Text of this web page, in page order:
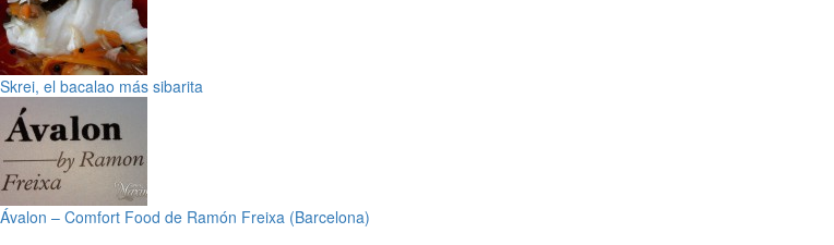
Skrei, el bacalao más sibarita
Ávalon – Comfort Food de Ramón Freixa (Barcelona)